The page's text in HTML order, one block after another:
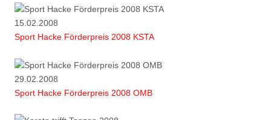
15.02.2008
Sport Hacke Förderpreis 2008 KSTA
29.02.2008
Sport Hacke Förderpreis 2008 OMB